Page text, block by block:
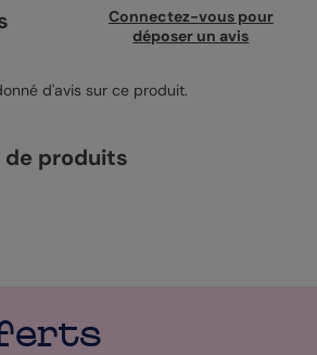
parfait pour offrir un moment de
qui prend soin des enfants au
s'adapte facilement à toutes
Connectez-vous pour
déposer un avis
d'avis sur ce produit.
de produits